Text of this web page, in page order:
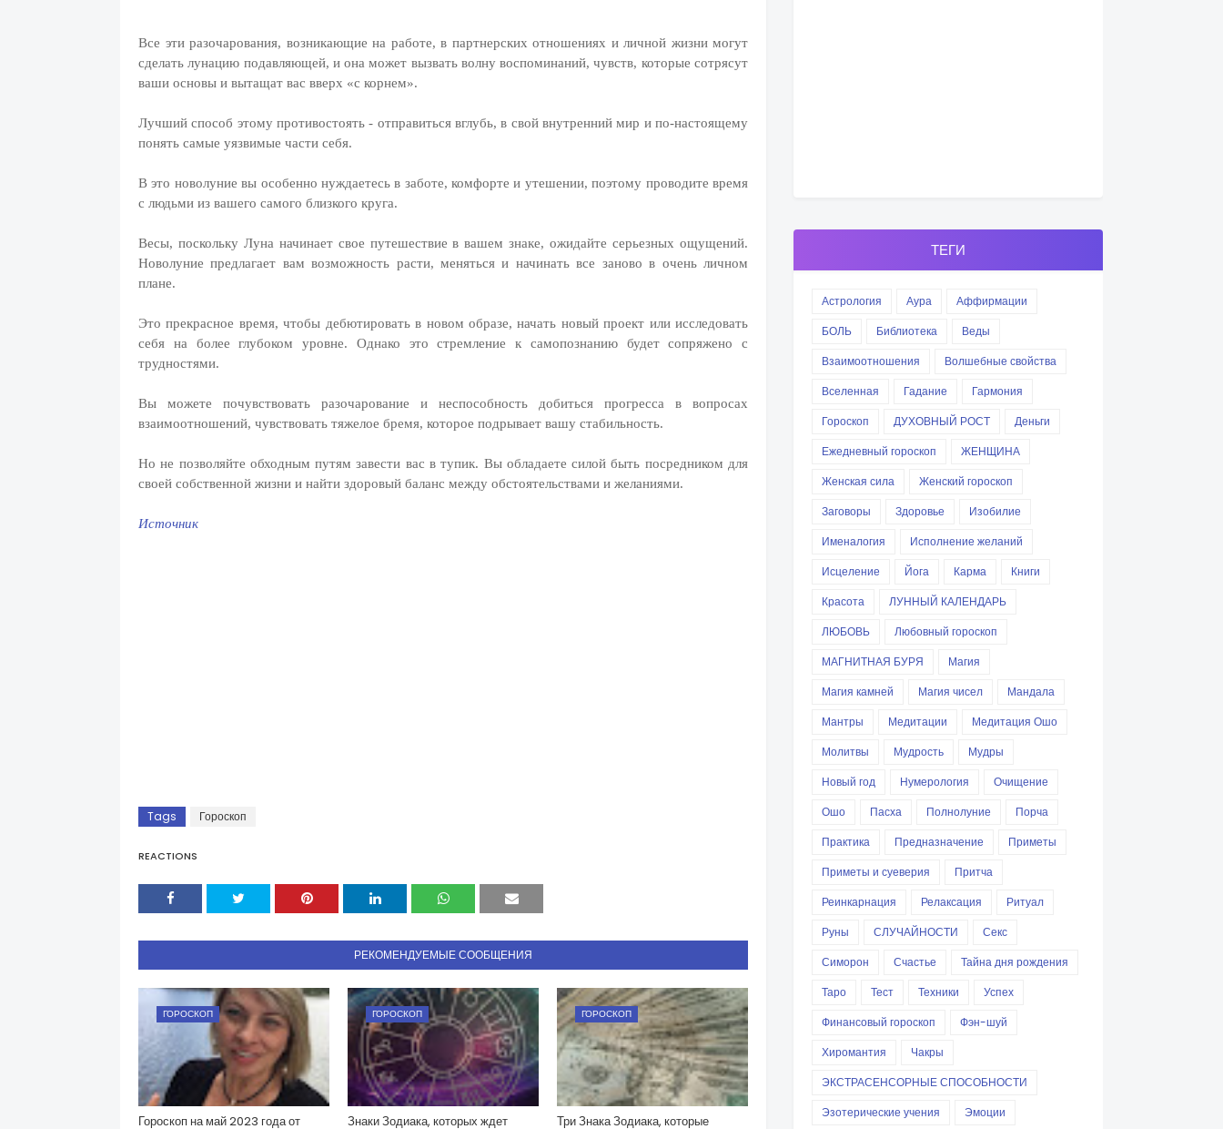
Все эти разочарования, возникающие на работе, в партнерских отношениях и личной жизни могут
сделать лунацию подавляющей, и она может вызвать волну воспоминаний, чувств, которые сотрясут
ваши основы и вытащат вас вверх «с корнем».
Лучший способ этому противостоять - отправиться вглубь, в свой внутренний мир и по-настоящему
понять самые уязвимые части себя.
В это новолуние вы особенно нуждаетесь в заботе, комфорте и утешении, поэтому проводите время
с людьми из вашего самого близкого круга.
Весы, поскольку Луна начинает свое путешествие в вашем знаке, ожидайте серьезных ощущений.
Новолуние предлагает вам возможность расти, меняться и начинать все заново в очень личном
плане.
Это прекрасное время, чтобы дебютировать в новом образе, начать новый проект или исследовать
себя на более глубоком уровне. Однако это стремление к самопознанию будет сопряжено с
трудностями.
Вы можете почувствовать разочарование и неспособность добиться прогресса в вопросах
взаимоотношений, чувствовать тяжелое бремя, которое подрывает вашу стабильность.
Но не позволяйте обходным путям завести вас в тупик. Вы обладаете силой быть посредником для
своей собственной жизни и найти здоровый баланс между обстоятельствами и желаниями.
Источник
Tags Гороскоп
REACTIONS
РЕКОМЕНДУЕМЫЕ СООБЩЕНИЯ
ГОРОСКОП
Гороскоп на май 2023 года от
ГОРОСКОП
Знаки Зодиака, которых ждет
ГОРОСКОП
Три Знака Зодиака, которые
ТЕГИ
Астрология Аура
Аффирмации
БОЛЬ
Библиотека
Веды
Взаимоотношения
Волшебные свойства
Вселенная
Гадание
Гармония
Гороскоп
ДУХОВНЫЙ РОСТ
Деньги
Ежедневный гороскоп
ЖЕНЩИНА
Женская сила
Женский гороскоп
Заговоры
Здоровье
Изобилие
Именалогия
Исполнение желаний
Исцеление
Йога Карма
Книги
Красота
ЛУННЫЙ КАЛЕНДАРЬ
ЛЮБОВЬ
Любовный гороскоп
МАГНИТНАЯ БУРЯ
Магия
Магия камней
Магия чисел
Мандала
Мантры
Медитации
Медитация Ошо
Молитвы
Мудрость
Мудры
Новый год
Нумерология
Очищение
Ошо
Пасха Полнолуние
Порча
Практика
Предназначение
Приметы
Приметы и суеверия
Притча
Реинкарнация
Релаксация
Ритуал
Руны
СЛУЧАЙНОСТИ
Секс
Симорон
Счастье
Тайна дня рождения
Таро
Тест Техники
Успех
Финансовый гороскоп
Фэн-шуй
Хиромантия
Чакры
ЭКСТРАСЕНСОРНЫЕ СПОСОБНОСТИ
Эзотерические учения
Эмоции